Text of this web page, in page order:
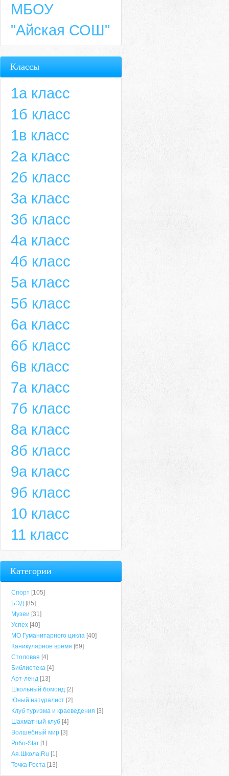
МБОУ
"Айская СОШ"
Классы
1а класс
1б класс
1в класс
2а класс
2б класс
3а класс
3б класс
4а класс
4б класс
5а класс
5б класс
6а класс
6б класс
6в класс
7а класс
7б класс
8а класс
8б класс
9а класс
9б класс
10 класс
11 класс
Категории
Спорт [105]
БЭД [85]
Музеи [31]
Успех [40]
МО Гуманитарного цикла [40]
Каникулярное время [69]
Столовая [4]
Библиотека [4]
Арт-ленд [13]
Школьный бомонд [2]
Юный натуралист [2]
Клуб туризма и краеведения [3]
Шахматный клуб [4]
Волшебный мир [3]
Робо-Star [1]
Ая.Школа.Ru [1]
Точка Роста [13]